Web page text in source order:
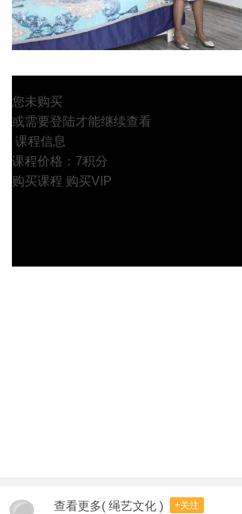
您未购买
或需要登陆才能继续查看
课程信息
课程价格：7积分
购买课程 购买VIP
查看更多( 绳艺文化 ) +关注